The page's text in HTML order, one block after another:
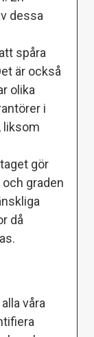
dessa
spåra
är också
olika
i
liksom
gör
graden
då
våra